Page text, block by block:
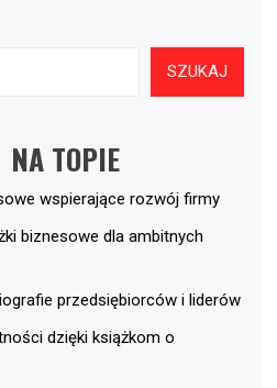
SZUKAJ
NA TOPIE
wspierające rozwój firmy
biznesowe dla ambitnych
przedsiębiorców i liderów
dzięki książkom o